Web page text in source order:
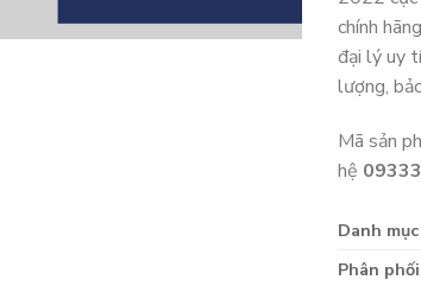
chính
đại lý uy
lượng,
Mã sản
hệ
Danh mục
Phân phối